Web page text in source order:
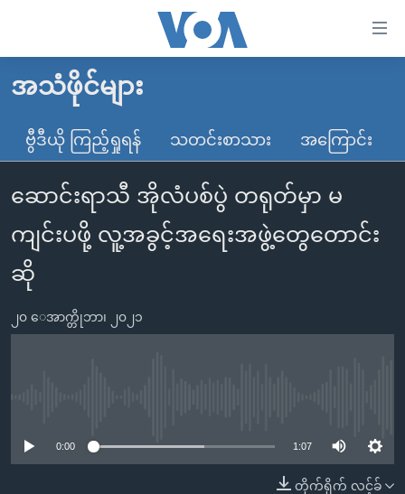
လွယ်ကူ
သည့်
များ
ပင်မ
အကြောင်းအရာ
ကျော်
ကြည့်
မူလစာမျက်နှာ
မြန်မာ
ကမ္ဘာ့သတင်းများ
နိုင်ငံတကာ
အမေရိကန်
တရုတ်
အစ္စရေး-ပါလက်စတိုင်း
ဗွီဒီယို
သတင်းလွတ်လပ်ခွင့်
ရပ်ဝန်းတခု လမ်းတခု အလွန်
အင်္ဂလိပ်စာလေ့လာမယ်
အမေရိကန်သုံးအီဒီယံ
အပတ်စဉ်ကဏ္ဍများ
အသံဖိုင်များ
ဗွီဒီယို ကြည့်ရှုရန် သတင်းစာသား အကြောင်း
ဆောင်းရာသီ အိုလံပစ်ပွဲ တရုတ်မှာ မ
ကျင်းပဖို့ လူ့အခွင့်အရေးအဖွဲ့တွေတောင်း
ဆို
၂၀ ေအာက္တိုဘာ၊ ၂၀၂၁
0:00 1:07
တိုက်ရိုက် လင့်ခ်